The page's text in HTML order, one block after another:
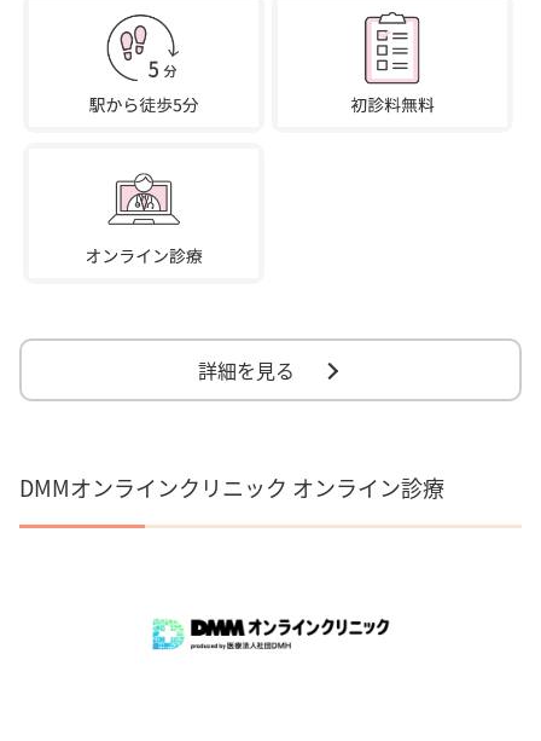
詳細を見る
DMMオンラインクリニック オンライン診療